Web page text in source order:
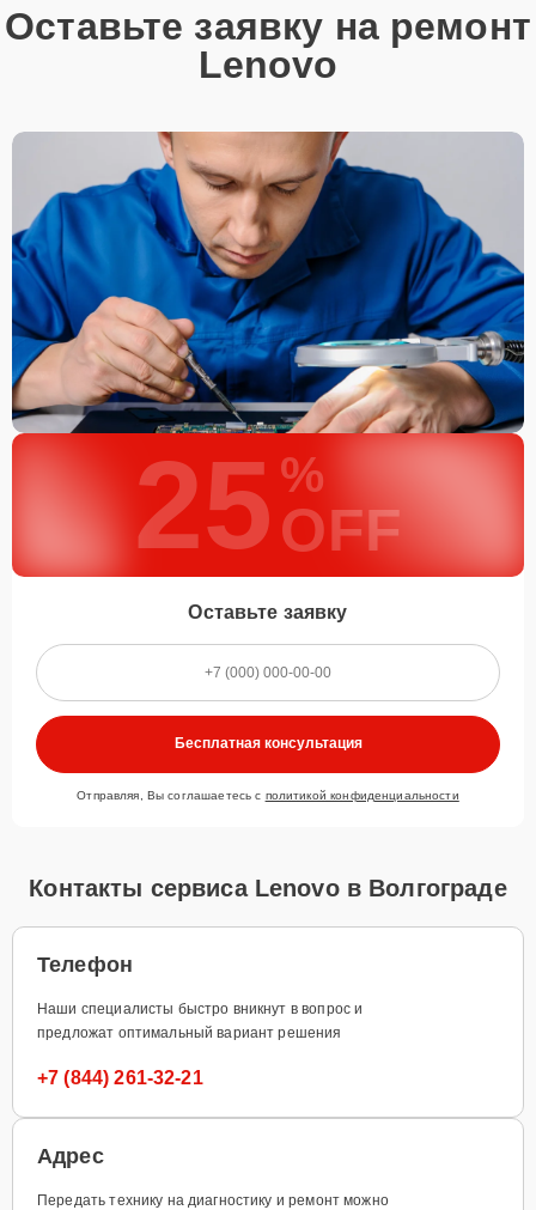
Оставьте заявку на ремонт
Lenovo
25 %
OFF
Оставьте заявку
Бесплатная консультация
Отправляя, Вы соглашаетесь с политикой конфиденциальности
Контакты сервиса Lenovo в Волгограде
Телефон
Наши специалисты быстро вникнут в вопрос и
предложат оптимальный вариант решения
+7 (844) 261-32-21
Адрес
Передать технику на диагностику и ремонт можно